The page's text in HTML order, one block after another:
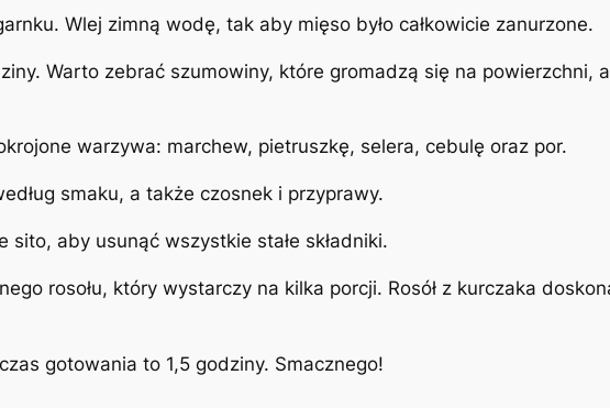
Wlej zimną wodę, tak aby mięso było całkowicie zanurzone.
Warto zebrać szumowiny, które gromadzą się na powierzchni,
warzywa: marchew, pietruszkę, selera, cebulę oraz por.
smaku, a także czosnek i przyprawy.
aby usunąć wszystkie stałe składniki.
rosołu, który wystarczy na kilka porcji. Rosół z kurczaka
gotowania to 1,5 godziny. Smacznego!